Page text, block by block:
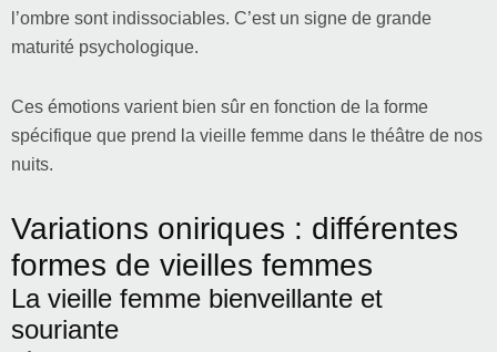
l’ombre sont indissociables. C’est un signe de grande
maturité psychologique.
Ces émotions varient bien sûr en fonction de la forme
spécifique que prend la vieille femme dans le théâtre de nos
nuits.
Variations oniriques : différentes
formes de vieilles femmes
La vieille femme bienveillante et
souriante